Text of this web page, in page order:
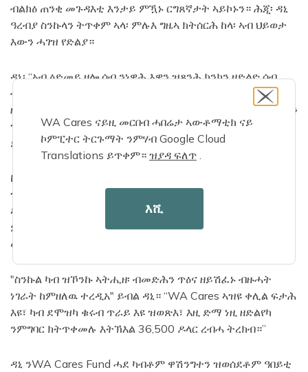
ብልክዕ ጠንቂ መጉዳእቲ እንታይ ምዃኑ ርግጸኛታት ኣይኮኑን። ሕጂ፡ ዳኒ
ዓረብያ ስንኩላን ትጥቀም ኣላ፡ ምሉእ ግዜኣ ክትሰርሕ ከላ፡ ኣብ ህይወታ
እውን ሓገዝ የድልያ።
ዳኒ፡ “ኣብ ዕድመይ ዘሎ ሰብ ንነዊሕ እዋን ዝጸንሕ ክንክን ዘድልዮ ሰብ
ብሓቂ ርእየ ኣይፈልጥን ነይረ” ይብል ዳኒ። “ህይወት ንኹላትና እያ
ዘጋጥመና። ኣብ ዝኾነ እዋን፡ ከቢድ ሕማም፡ መጉዳእቲ፡ ወይ ንነዊሕ እዋን
ዝጸንሕ ክንክን ክትረክብ ዝገብረካ ስንባደ ዘስዕበካ ፍጻመ ከጋጥመካ
ይኽእል እዩ።”
ከም ሓደ ብቐጻሊ ኣብ ነዊሕ ግዜ ክንክን ዝምርኮስ ግን ከኣ ተቖጺሩ
ዝሰርሕ ሰብ መጠን፡ ዳኒ ንኸም ሜዲኬይድ ዝኣመሰለ መደብ ብቑዕ
ኣይኮነን። ንሳ ግን ንናይ WA Cares ሓገዝ ክትበቅዕ እያ። ዓቢ ለውጢ
ምመጸ ምኽንያቱ ዋላ ምስ መድሕን ጥዕና ገና ብዙሕ ክኽፈል ዘለዎ
ወጻኢታት ኣለዋ።
"ስንኩል ካብ ዝኾንኩ ኣትሒዘ፡ ብመድሕን ጥዕና ዘይሽፈኑ ብዙሓት
ነገራት ከምዘለዉ ተረዲአ" ይብል ዳኒ። “WA Cares ኣዝዩ ቀሊል ፍታሕ
እዩ፣ ካብ ደሞዝካ ቁሩብ ጥራይ እዩ ዝወጽእ፣ እዚ ድማ ነዚ ዘድልየካ
ንምግባር ክትጥቀመሉ እትኽእል 36,500 ዶላር ረብሓ ትረክብ።”
ዳኒ ንWA Cares Fund ሓደ ካብቶም ዋሽንግተን ዝወሰደቶም ዓበይቲ
WA Cares ናይዚ መርበብ ሓበሬታ ኣውቶማቲክ ናይ
ኮምፒተር ትርጉማት ንምሃብ Google Cloud
Translations ይጥቀም። ዝያዳ ፍለጥ.
እሺ